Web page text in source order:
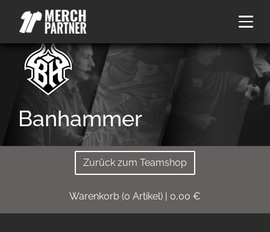
Banhammer
Zurück zum Teamshop
Warenkorb (0 Artikel) | 0,00 €